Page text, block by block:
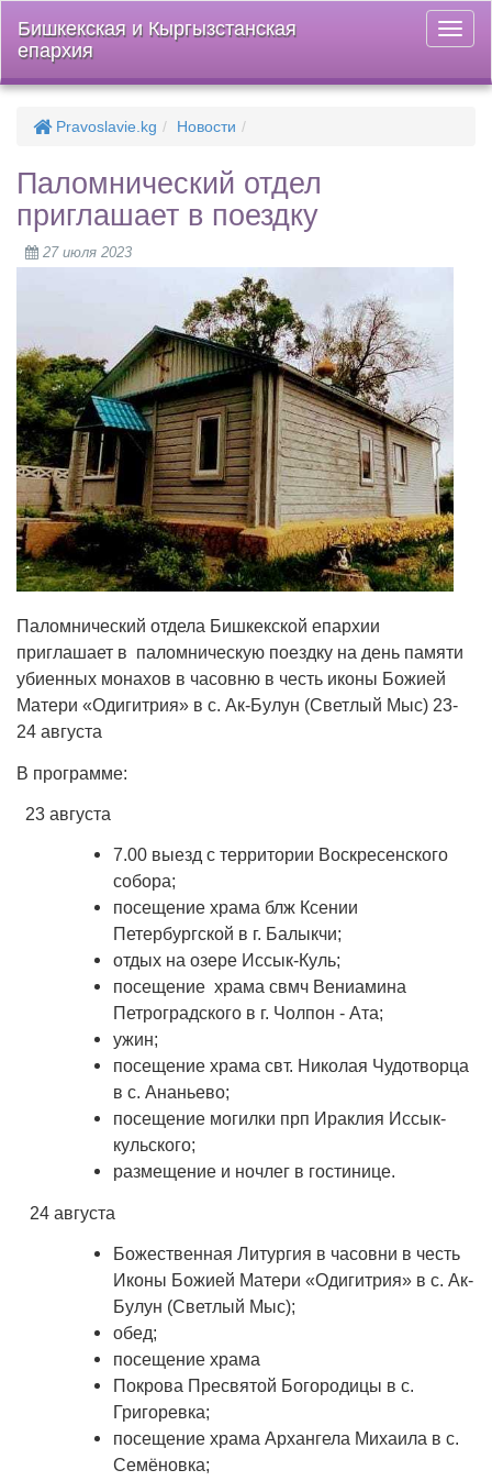
меню
Бишкекская и Кыргызстанская
епархия
Pravoslavie.kg Новости
Паломнический отдел
приглашает в поездку
27 июля 2023
Паломнический отдела Бишкекской епархии
приглашает в паломническую поездку на день памяти
убиенных монахов в часовню в честь иконы Божией
Матери «Одигитрия» в с. Ак-Булун (Светлый Мыс) 23-
24 августа
В программе:
23 августа
7.00 выезд с территории Воскресенского
собора;
посещение храма блж Ксении
Петербургской в г. Балыкчи;
отдых на озере Иссык-Куль;
посещение храма свмч Вениамина
Петроградского в г. Чолпон - Ата;
ужин;
посещение храма свт. Николая Чудотворца
в с. Ананьево;
посещение могилки прп Ираклия Иссык-
кульского;
размещение и ночлег в гостинице.
24 августа
Божественная Литургия в часовни в честь
Иконы Божией Матери «Одигитрия» в с. Ак-
Булун (Светлый Мыс);
обед;
посещение храма
Покрова Пресвятой Богородицы в с.
Григоревка;
посещение храма Архангела Михаила в с.
Семёновка;